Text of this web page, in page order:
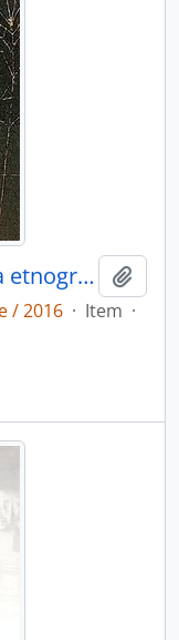
A experiência da imagem na etnografia
/ 2016 · Item ·